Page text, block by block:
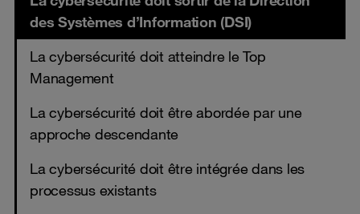
des Systèmes d’Information (DSI)
La cybersécurité doit atteindre le Top
Management
La cybersécurité doit être abordée par une
approche descendante
La cybersécurité doit être intégrée dans les
processus existants